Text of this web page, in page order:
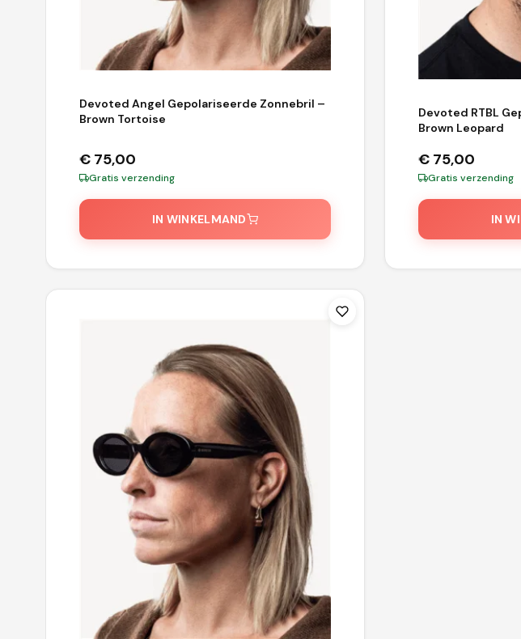
Devoted Angel Gepolariseerde Zonnebril –
Brown Tortoise
€ 75,00
Gratis verzending
IN WINKELMAND
Devoted RTBL
Brown Leopard
€ 75,00
Gratis verzending
IN